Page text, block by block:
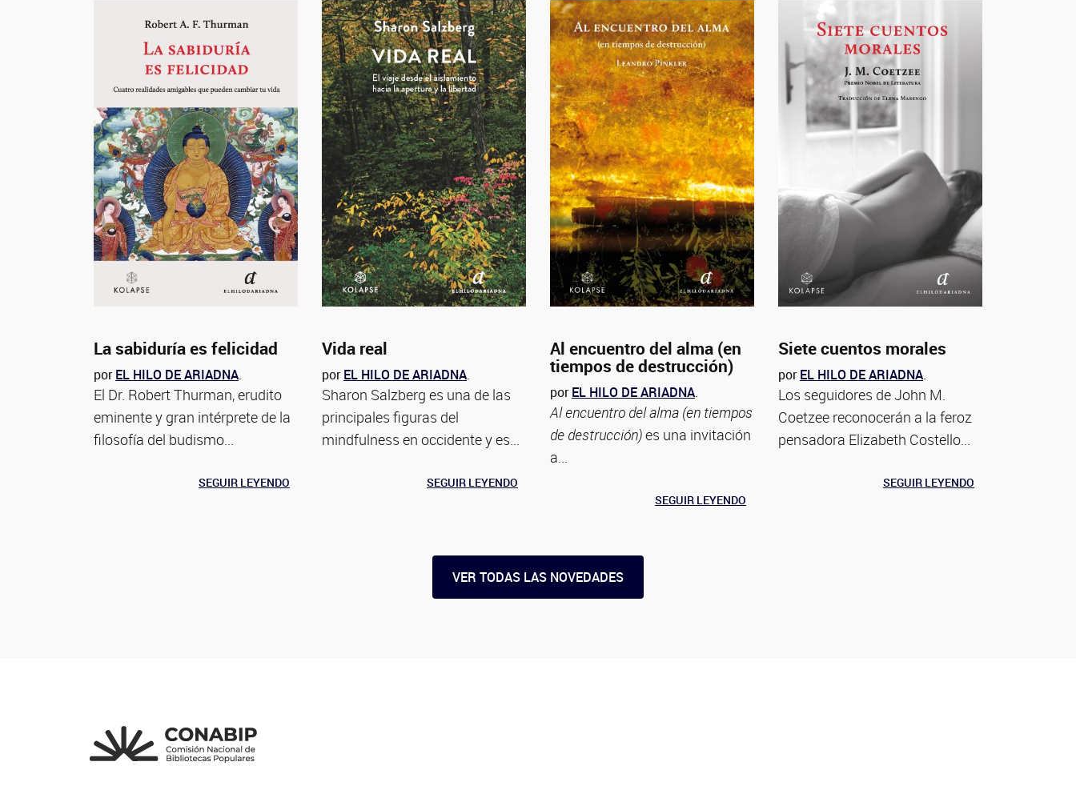
La sabiduría es felicidad
porEL HILO DE ARIADNA.
El Dr. Robert Thurman, erudito
eminente y gran intérprete de la
filosofía del budismo...
SEGUIR LEYENDO
Vida real
porEL HILO DE ARIADNA.
Sharon Salzberg es una de las
principales figuras del
mindfulness en occidente y es...
SEGUIR LEYENDO
Al encuentro del alma (en
tiempos de destrucción)
porEL HILO DE ARIADNA.
Al encuentro del alma (en tiempos
de destrucción)es una invitación
a...
SEGUIR LEYENDO
Siete cuentos morales
porEL HILO DE ARIADNA.
Los seguidores de John M.
Coetzee reconocerán a la feroz
pensadora Elizabeth Costello...
SEGUIR LEYENDO
VER TODAS LAS NOVEDADES